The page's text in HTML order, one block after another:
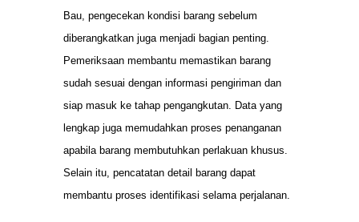
Bau, pengecekan kondisi barang sebelum
diberangkatkan juga menjadi bagian penting.
Pemeriksaan membantu memastikan barang
sudah sesuai dengan informasi pengiriman dan
siap masuk ke tahap pengangkutan. Data yang
lengkap juga memudahkan proses penanganan
apabila barang membutuhkan perlakuan khusus.
Selain itu, pencatatan detail barang dapat
membantu proses identifikasi selama perjalanan.